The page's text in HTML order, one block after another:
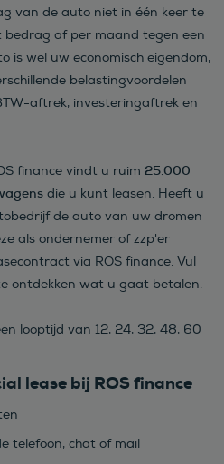
van de auto niet in één keer te
bedrag af per maand tegen een
is wel uw economisch eigendom,
belastingvoordelen
aftrek, investeringaftrek en
finance vindt u ruim 25.000
die u kunt leasen. Heeft u
de auto van uw dromen
als ondernemer of zzp'er
via ROS finance. Vul
ontdekken wat u gaat betalen.
looptijd van 12, 24, 32, 48, 60
lease bij ROS finance
telefoon, chat of mail